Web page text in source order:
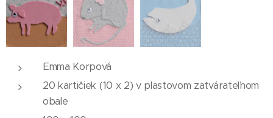
Emma Korpová
20 kartičiek (10 x 2) v plastovom zatvárateľnom
obale